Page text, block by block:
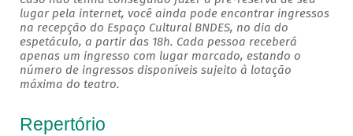
lugar pela internet, você ainda pode encontrar ingressos
na recepção do Espaço Cultural BNDES, no dia do
espetáculo, a partir das 18h. Cada pessoa receberá
apenas um ingresso com lugar marcado, estando o
número de ingressos disponíveis sujeito à lotação
máxima do teatro.
Repertório